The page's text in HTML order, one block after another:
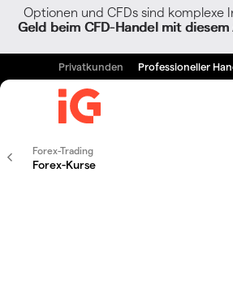
Optionen und CFDs sind komplexe
Geld beim CFD-Handel mit
Privatkunden Professioneller
Forex-Trading
Forex-Kurse